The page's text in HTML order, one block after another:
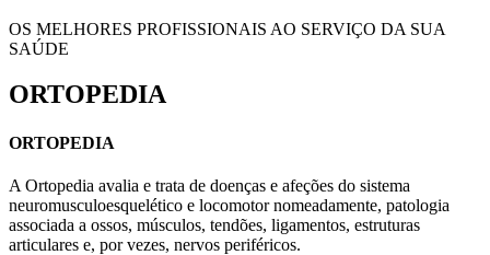
OS MELHORES PROFISSIONAIS AO SERVIÇO DA SUA
SAÚDE
ORTOPEDIA
ORTOPEDIA
A Ortopedia avalia e trata de doenças e afeções do sistema
neuromusculoesquelético e locomotor nomeadamente, patologia
associada a ossos, músculos, tendões, ligamentos, estruturas
articulares e, por vezes, nervos periféricos.